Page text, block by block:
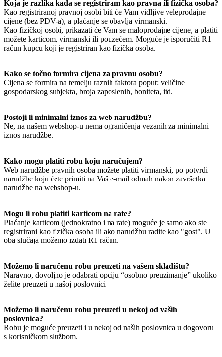
Koja je razlika kada se registriram kao pravna ili fizička osoba?
Kao registriranoj pravnoj osobi biti će Vam vidljive veleprodajne
cijene (bez PDV-a), a plaćanje se obavlja virmanski.
Kao fizičkoj osobi, prikazati će Vam se maloprodajne cijene, a platiti
možete karticom, virmanski ili pouzećem. Moguće je isporučiti R1
račun kupcu koji je registriran kao fizička osoba.
Kako se točno formira cijena za pravnu osobu?
Cijena se formira na temelju raznih faktora poput: veličine
gospodarskog subjekta, broja zaposlenih, boniteta, itd.
Postoji li minimalni iznos za web narudžbu?
Ne, na našem webshop-u nema ograničenja vezanih za minimalni
iznos narudžbe.
Kako mogu platiti robu koju naručujem?
Web narudžbe pravnih osoba možete platiti virmanski, po potvrdi
narudžbe koju ćete primiti na Vaš e-mail odmah nakon završetka
narudžbe na webshop-u.
Mogu li robu platiti karticom na rate?
Plaćanje karticom (jednokratno i na rate) moguće je samo ako ste
registrirani kao fizička osoba ili ako narudžbu radite kao "gost". U
oba slučaja možemo izdati R1 račun.
Možemo li naručenu robu preuzeti na vašem skladištu?
Naravno, dovoljno je odabrati opciju “osobno preuzimanje” ukoliko
želite preuzeti u našoj poslovnici
Možemo li naručenu robu preuzeti u nekoj od vaših
poslovnica?
Robu je moguće preuzeti i u nekoj od naših poslovnica u dogovoru
s korisničkom službom.